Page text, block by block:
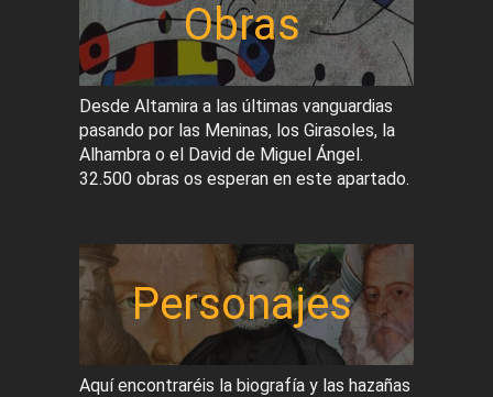
Obras
Desde Altamira a las últimas vanguardias
pasando por las Meninas, los Girasoles, la
Alhambra o el David de Miguel Ángel.
32.500 obras os esperan en este apartado.
Personajes
Aquí encontraréis la biografía y las hazañas